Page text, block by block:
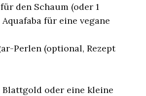
den Schaum (oder 1
für eine vegane
Perlen (optional, Rezept
Blattgold oder eine kleine